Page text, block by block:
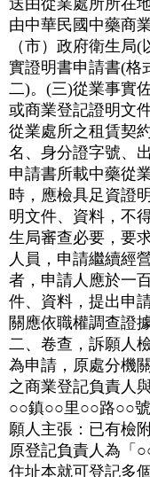
送由從業處所所在
由中華民國中藥商
（市）政府衛生局
實證明書申請書(格
二)。(三)從業事實
或商業登記證明文
從業處所之租賃契
名、身分證字號、
申請書所載中藥從
時，應檢具足資證
明文件、資料，不
生局審查必要，要
人員，申請繼續經
者，申請人應於一
件、資料，提出申
關應依職權調查證
二、卷查，訴願人
為申請，原處分機
之商業登記負責人
○○鎮○○里○○路○○
願人主張：已有檢
原登記負責人為「
住址本就可登記多